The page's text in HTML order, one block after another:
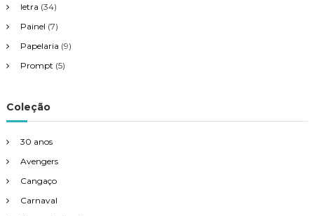
letra (34)
Painel (7)
Papelaria (9)
Prompt (5)
Coleção
30 anos
Avengers
Cangaço
Carnaval